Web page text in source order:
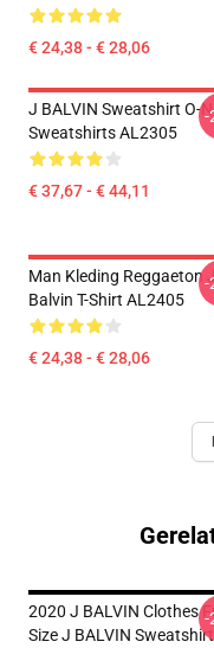
€ 24,38 - € 28,06
J BALVIN Sweatshirt O-
Sweatshirts AL2305
€ 37,67 - € 44,11
-
Man Kleding Reggaeton
Balvin T-Shirt AL2405
€ 24,38 - € 28,06
-
2020 J BALVIN Clothes
Size J BALVIN Sweatshirt
-